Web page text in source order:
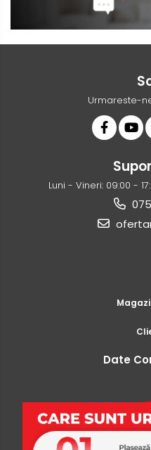
Urmareste-
Luni - Vineri: 09:00 -
Date